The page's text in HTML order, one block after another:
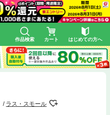
作品検索 カート はじめての方へ
ラス・スモール